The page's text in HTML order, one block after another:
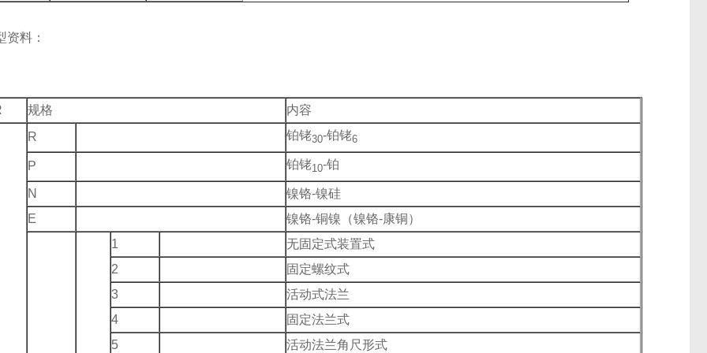
资料：
规格
内容
R
铂铑30-铂铑6
P 铂铑10-铂
N
镍铬-镍硅
E
镍铬-铜镍（镍铬-康铜）
1
无固定式装置式
2
固定螺纹式
3
活动式法兰
4
固定法兰式
5
活动法兰角尺形式